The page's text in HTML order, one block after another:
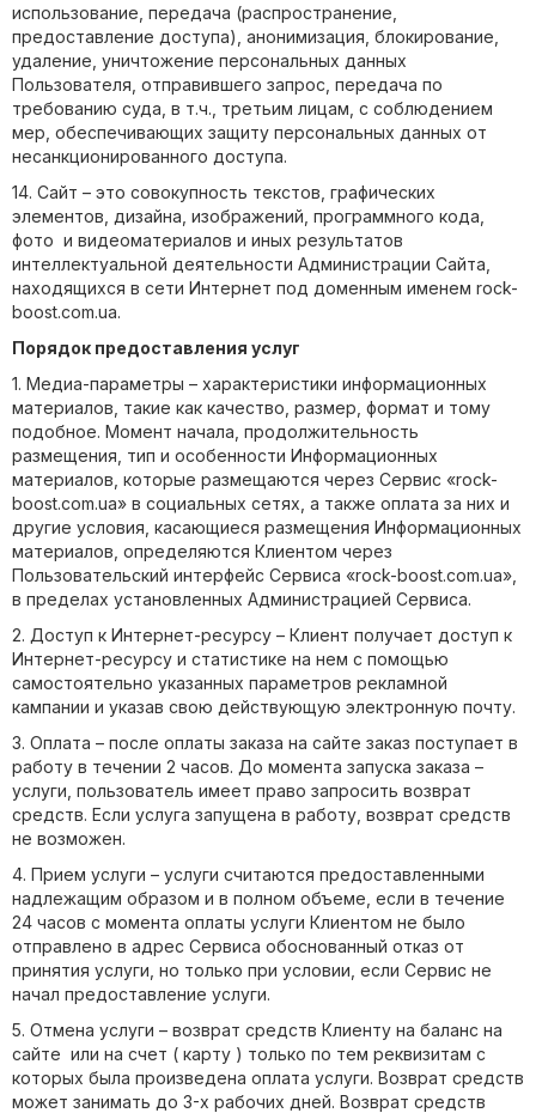
использование, передача (распространение,
предоставление доступа), анонимизация, блокирование,
удаление, уничтожение персональных данных
Пользователя, отправившего запрос, передача по
требованию суда, в т.ч., третьим лицам, с соблюдением
мер, обеспечивающих защиту персональных данных от
несанкционированного доступа.
14. Сайт – это совокупность текстов, графических
элементов, дизайна, изображений, программного кода,
фото и видеоматериалов и иных результатов
интеллектуальной деятельности Администрации Сайта,
находящихся в сети Интернет под доменным именем rock-
boost.com.ua.
Порядок предоставления услуг
1. Медиа-параметры – характеристики информационных
материалов, такие как качество, размер, формат и тому
подобное. Момент начала, продолжительность
размещения, тип и особенности Информационных
материалов, которые размещаются через Сервис «rock-
boost.com.ua» в социальных сетях, а также оплата за них и
другие условия, касающиеся размещения Информационных
материалов, определяются Клиентом через
Пользовательский интерфейс Сервиса «rock-boost.com.ua»,
в пределах установленных Администрацией Сервиса.
2. Доступ к Интернет-ресурсу – Клиент получает доступ к
Интернет-ресурсу и статистике на нем с помощью
самостоятельно указанных параметров рекламной
кампании и указав свою действующую электронную почту.
3. Оплата – после оплаты заказа на сайте заказ поступает в
работу в течении 2 часов. До момента запуска заказа –
услуги, пользователь имеет право запросить возврат
средств. Если услуга запущена в работу, возврат средств
не возможен.
4. Прием услуги – услуги считаются предоставленными
надлежащим образом и в полном объеме, если в течение
24 часов с момента оплаты услуги Клиентом не было
отправлено в адрес Сервиса обоснованный отказ от
принятия услуги, но только при условии, если Сервис не
начал предоставление услуги.
5. Отмена услуги – возврат средств Клиенту на баланс на
сайте или на счет ( карту ) только по тем реквизитам с
которых была произведена оплата услуги. Возврат средств
может занимать до 3-х рабочих дней. Возврат средств